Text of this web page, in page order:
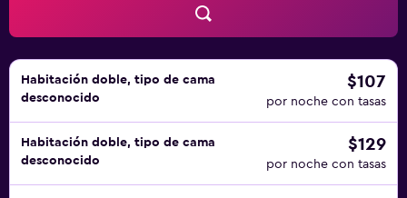
Habitación doble, tipo de cama
desconocido
$107
por noche con tasas
Habitación doble, tipo de cama
desconocido
$129
por noche con tasas